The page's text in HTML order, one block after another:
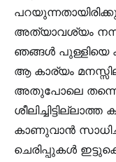
അത്യാവശ്യം
ഞങ്ങൾ പുള്ളിയെ
ആ കാര്യം
അതുപോലെ തന്നെ
കാണുവാൻ
ചെരിപ്പുകൾ